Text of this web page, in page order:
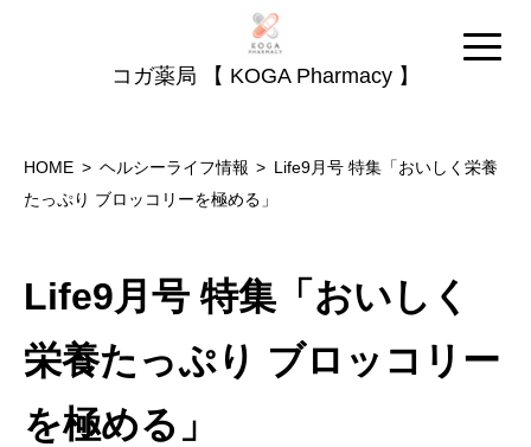
コガ薬局 【 KOGA Pharmacy 】
HOME ヘルシーライフ情報
Life9月号 特集「おいしく栄養
たっぷり ブロッコリーを極める」
Life9月号 特集「おいしく
栄養たっぷり ブロッコリー
を極める」